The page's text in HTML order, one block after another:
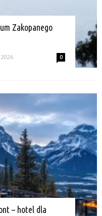
Zakopanego
0
– hotel dla